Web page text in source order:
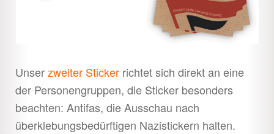
Unserzweiter Sticker richtet sich direkt an eine
der Personengruppen, die Sticker besonders
beachten: Antifas, die Ausschau nach
überklebungsbedürftigen Nazistickern halten.